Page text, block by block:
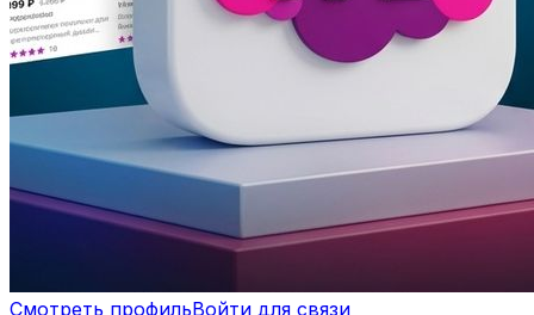
Смотреть профильВойти для связи